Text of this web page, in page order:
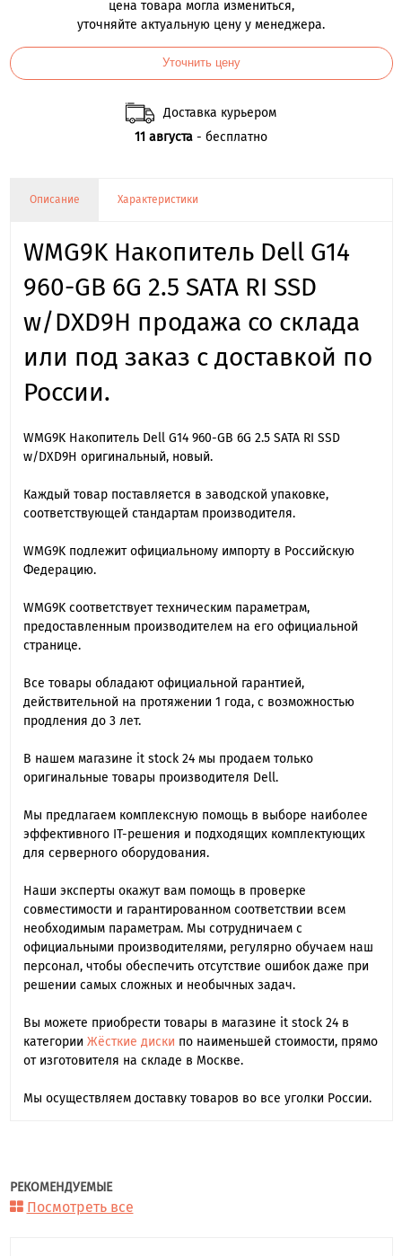
цена товара могла измениться,
уточняйте актуальную цену у менеджера.
Уточнить цену
Доставка курьером
11 августа - бесплатно
Описание Характеристики
WMG9K Накопитель Dell G14
960-GB 6G 2.5 SATA RI SSD
w/DXD9H продажа со склада
или под заказ с доставкой по
России.
WMG9K Накопитель Dell G14 960-GB 6G 2.5 SATA RI SSD
w/DXD9H оригинальный, новый.
Каждый товар поставляется в заводской упаковке,
соответствующей стандартам производителя.
WMG9K подлежит официальному импорту в Российскую
Федерацию.
WMG9K cоответствует техническим параметрам,
предоставленным производителем на его официальной
странице.
Все товары обладают официальной гарантией,
действительной на протяжении 1 года, с возможностью
продления до 3 лет.
В нашем магазине it stock 24 мы продаем только
оригинальные товары производителя Dell.
Мы предлагаем комплексную помощь в выборе наиболее
эффективного IT-решения и подходящих комплектующих
для серверного оборудования.
Наши эксперты окажут вам помощь в проверке
совместимости и гарантированном соответствии всем
необходимым параметрам. Мы сотрудничаем с
официальными производителями, регулярно обучаем наш
персонал, чтобы обеспечить отсутствие ошибок даже при
решении самых сложных и необычных задач.
Вы можете приобрести товары в магазине it stock 24 в
категории Жёсткие диски по наименьшей стоимости, прямо
от изготовителя на складе в Москве.
Мы осуществляем доставку товаров во все уголки России.
РЕКОМЕНДУЕМЫЕ
Посмотреть все